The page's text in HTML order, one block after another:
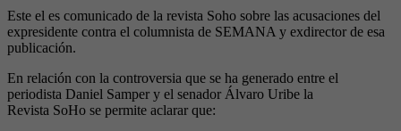
Este el es comunicado de la revista Soho sobre las acusaciones del
expresidente contra el columnista de SEMANA y exdirector de esa
publicación.
En relación con la controversia que se ha generado entre el
periodista Daniel Samper y el senador Álvaro Uribe la
Revista SoHo se permite aclarar que: